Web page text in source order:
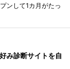
ンして1カ月がたっ
み診断サイトを自